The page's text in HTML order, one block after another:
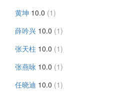
黄坤 10.0 (1)
薛吟兴 10.0 (1)
张天柱 10.0 (1)
张燕咏 10.0 (1)
任晓迪 10.0 (1)